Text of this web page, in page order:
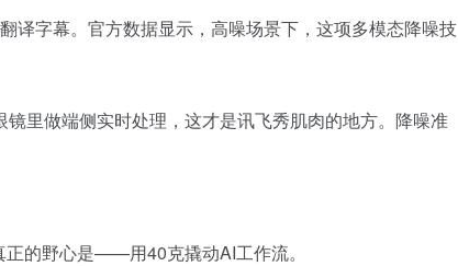
字幕。官方数据显示，高噪场景下，这项多模态降噪技
里做端侧实时处理，这才是讯飞秀肌肉的地方。降噪准
的野心是——用40克撬动AI工作流。